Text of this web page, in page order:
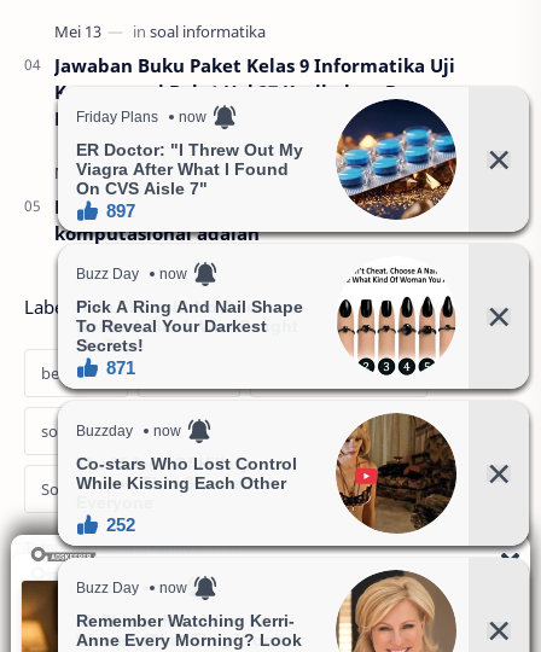
Jawaban Buku Paket Kelas 9 Informatika Uji
Kompetensi Bab 1 Hal 37 Kurikulum Deep
Learning
Berikut ini yang termasuk kategori pemikiran
komputasional adalah
Labels
berita soal informatika
soal kka Soal Koding dan Kecerdasan Artifisial
Soal Matematika
soal pkn timnas indonesia